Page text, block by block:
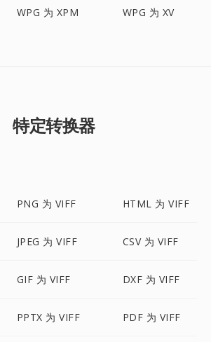
WPG 为 XPM WPG 为 XV
特定转换器
PNG 为 VIFF HTML 为 VIFF
JPEG 为 VIFF CSV 为 VIFF
GIF 为 VIFF DXF 为 VIFF
PPTX 为 VIFF PDF 为 VIFF